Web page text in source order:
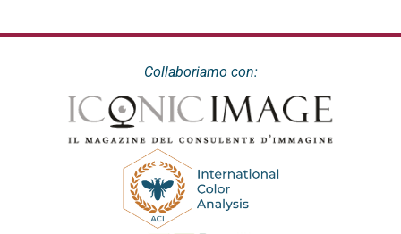
Collaboriamo con: